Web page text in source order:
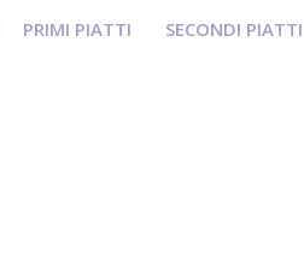
PRIMI PIATTI SECONDI PIATTI